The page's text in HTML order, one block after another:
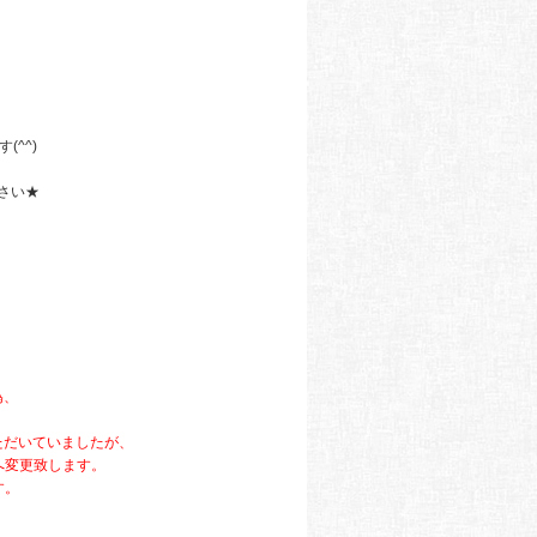
(^^)
い★
いていましたが、
更致します。